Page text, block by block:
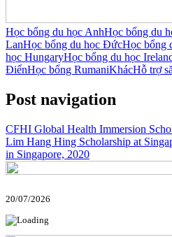
Học bổng du học AnhHọc bổng du
LanHọc bổng du học ĐứcHọc bổng
học HungaryHọc bổng du học
ĐiểnHọc bổng RumaniKhácHỗ trợ
Post navigation
CFHI Global Health Immersion
Lim Hang Hing Scholarship at
in Singapore, 2020
20/07/2026